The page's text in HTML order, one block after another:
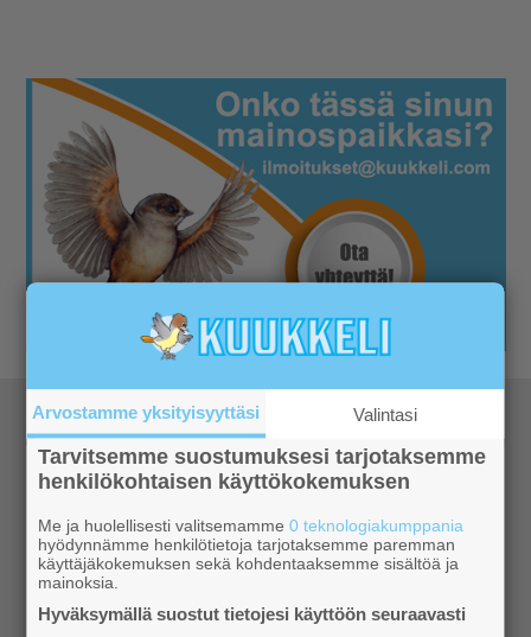
Katso kaikki retkeilyvinkit
lähistöllä kannatta suunnata retkeilemään.
Parhaat vinkit ja ohjeet jokaiselle
vuodenajalle
Arvostamme yksityisyyttäsi Valintasi
Tarvitsemme suostumuksesi tarjotaksemme
henkilökohtaisen käyttökokemuksen
Me ja huolellisesti valitsemamme0 teknologiakumppania
hyödynnämme henkilötietoja tarjotaksemme paremman
käyttäjäkokemuksen sekä kohdentaaksemme sisältöä ja
mainoksia.
Hyväksymällä suostut tietojesi käyttöön seuraavasti